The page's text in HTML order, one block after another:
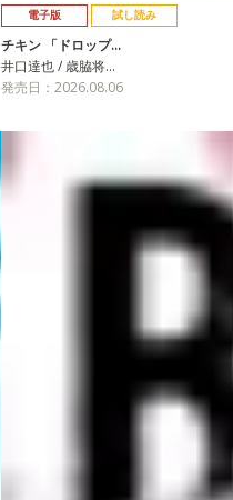
電子版 試し読み
チキン 「ドロップ…
井口達也 / 歳脇将…
発売日：2026.08.06